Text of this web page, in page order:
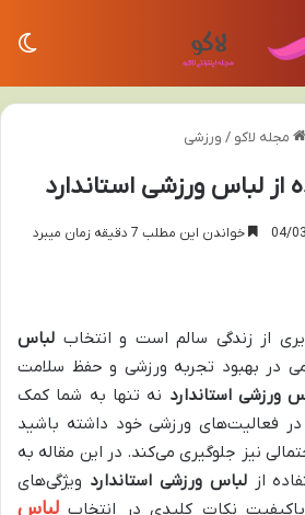
مجله لاکو / ورزشی
از لباس ورزشی استاندارد
خواندن این مطلب 7 دقیقه زمان میبرد
از زندگی سالم است و انتخاب لباس
در بهبود تجربه ورزشی و حفظ سلامت
ورزشی استاندارد نه تنها به شما کمک
در فعالیت‌های ورزشی خود داشته باشید
نیز جلوگیری می‌کند. در این مقاله به
ازلباس ورزشی استاندارد ویژگی‌های
باکیفیت نکات کلیدی در انتخاب لباس